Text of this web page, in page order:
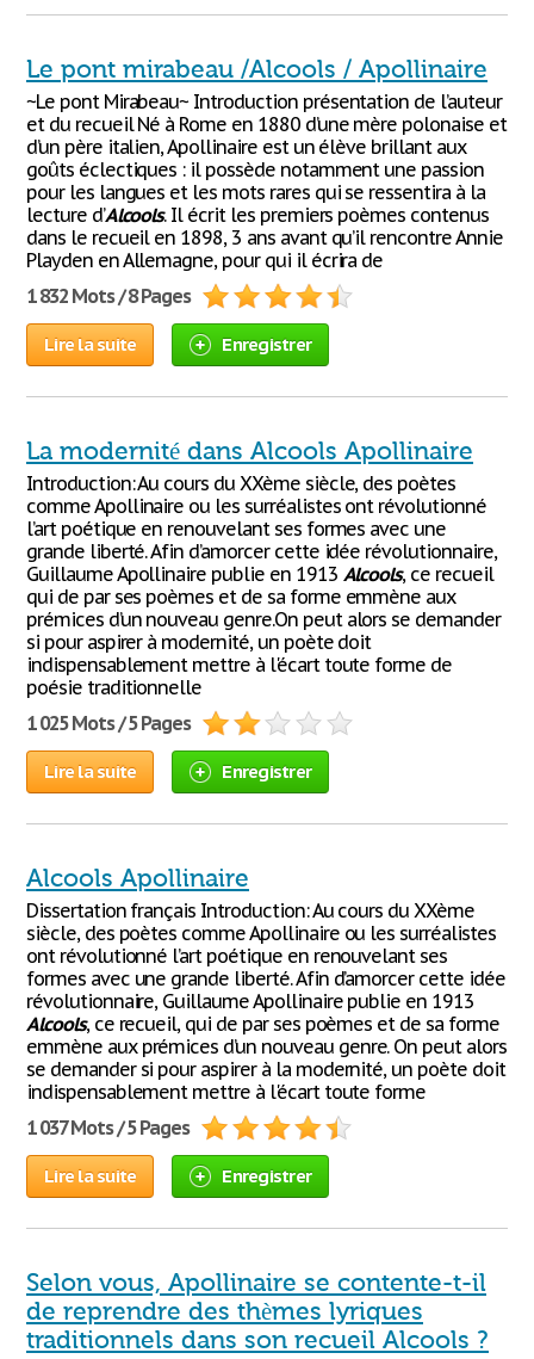
Le pont mirabeau /Alcools / Apollinaire
~Le pont Mirabeau~ Introduction présentation de l’auteur
et du recueil Né à Rome en 1880 d’une mère polonaise et
d’un père italien, Apollinaire est un élève brillant aux
goûts éclectiques : il possède notamment une passion
pour les langues et les mots rares qui se ressentira à la
lecture d’Alcools. Il écrit les premiers poèmes contenus
dans le recueil en 1898, 3 ans avant qu’il rencontre Annie
Playden en Allemagne, pour qui il écrira de
1 832 Mots / 8 Pages
Lire la suite Enregistrer
La modernité dans Alcools Apollinaire
Introduction: Au cours du XXème siècle, des poètes
comme Apollinaire ou les surréalistes ont révolutionné
l’art poétique en renouvelant ses formes avec une
grande liberté. Afin d’amorcer cette idée révolutionnaire,
Guillaume Apollinaire publie en 1913 Alcools, ce recueil
qui de par ses poèmes et de sa forme emmène aux
prémices d’un nouveau genre.On peut alors se demander
si pour aspirer à modernité, un poète doit
indispensablement mettre à l'écart toute forme de
poésie traditionnelle
1 025 Mots / 5 Pages
Lire la suite Enregistrer
Alcools Apollinaire
Dissertation français Introduction: Au cours du XXème
siècle, des poètes comme Apollinaire ou les surréalistes
ont révolutionné l’art poétique en renouvelant ses
formes avec une grande liberté. Afin d’amorcer cette idée
révolutionnaire, Guillaume Apollinaire publie en 1913
Alcools, ce recueil, qui de par ses poèmes et de sa forme
emmène aux prémices d’un nouveau genre. On peut alors
se demander si pour aspirer à la modernité, un poète doit
indispensablement mettre à l'écart toute forme
1 037 Mots / 5 Pages
Lire la suite Enregistrer
Selon vous, Apollinaire se contente-t-il
de reprendre des thèmes lyriques
traditionnels dans son recueil Alcools ?